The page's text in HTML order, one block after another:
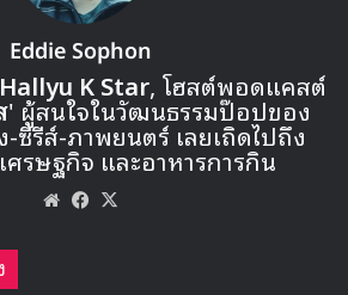
▶ คลิกดูสัมภาษณ์พิเศษ
มาเขียนเนื้อเพลง ทำให้เพลงใหม่ของ
เพลงที่มีความเฉพาะตัวและแสดงถึง
นในผลงานชุดใหม่ และเราคาดหวังว่า
วามนิยมไปทั่วโลกเช่นเดียวกับเพลง
และ BAAM”
Eddie Sophon
Hallyu K Star, โฮสต์พอดแคสต์
' ผู้สนใจในวัฒนธรรมป๊อปของ
-ซีรีส์-ภาพยนตร์ เลยเถิดไปถึง
ศรษฐกิจ และอาหารการกิน
WebsiteFacebook